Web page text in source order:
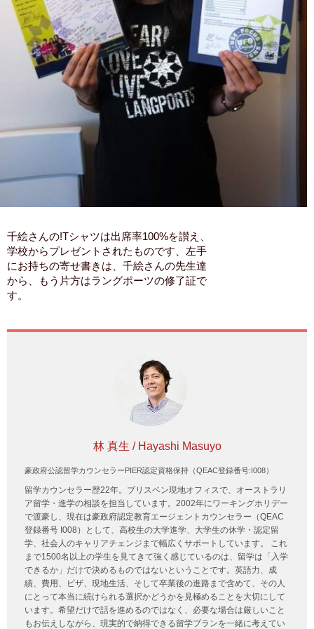
千絵さんの!Tシャツは出席率100%を讃え、
学校からプレゼントされたものです、左手
にお持ちの寄せ書きは、千絵さんの先生達
から、もう片方はラングポーツの修了証で
す。
林 真生 / Hayashi Masuyo
豪政府公認留学カウンセラーPIER認定資格保持（QEAC登録番号:I008）
留学カウンセラー歴22年。ブリスベン現地オフィスで、オーストラリ
ア留学・進学の相談を担当しています。2002年にワーキングホリデー
で渡豪し、現在は豪政府認定教育エージェントカウンセラー（QEAC
登録番号 I008）として、高校生の大学進学、大学生の休学・認定留
学、社会人のキャリアチェンジまで幅広くサポートしています。 これ
まで1500名以上の学生を見てきて強く感じているのは、留学は「入学
できるか」だけで決めるものではないということです。英語力、成
績、費用、ビザ、現地生活、そして卒業後の進路まで含めて、その人
にとって本当に続けられる選択かどうかを見極めることを大切にして
います。希望だけで話を進めるのではなく、必要な場合は厳しいこと
もお伝えしながら、現実的で納得できる留学プランを一緒に考えてい